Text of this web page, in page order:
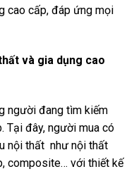
cao cấp, đáp ứng mọi
và gia dụng cao
người đang tìm kiếm
Tại đây, người mua có
nội thất như nội thất
composite… với thiết kế